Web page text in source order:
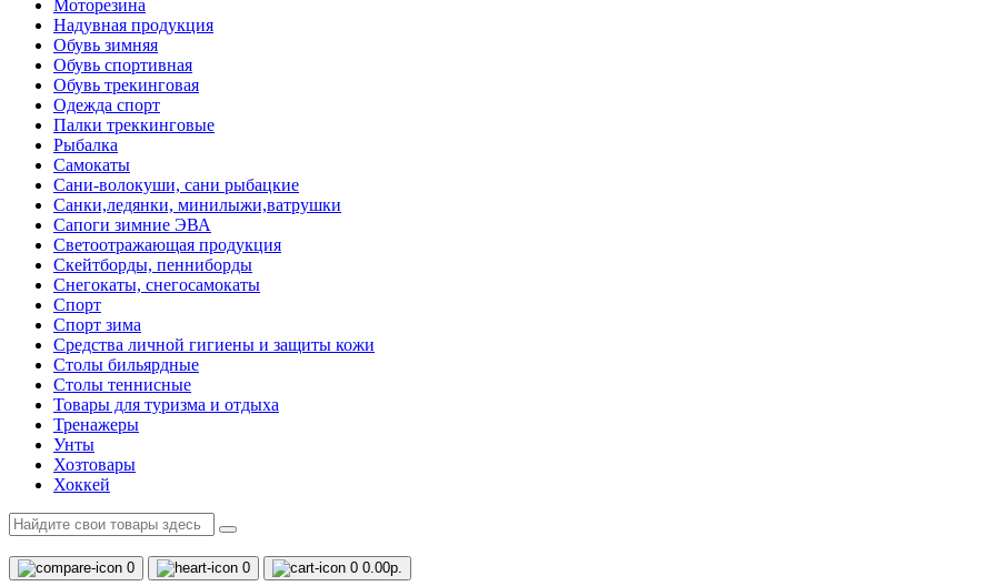
Моторезина
Надувная продукция
Обувь зимняя
Обувь спортивная
Обувь трекинговая
Одежда спорт
Палки треккинговые
Рыбалка
Самокаты
Сани-волокуши, сани рыбацкие
Санки,ледянки, минилыжи,ватрушки
Сапоги зимние ЭВА
Светоотражающая продукция
Скейтборды, пенниборды
Снегокаты, снегосамокаты
Спорт
Спорт зима
Средства личной гигиены и защиты кожи
Столы бильярдные
Столы теннисные
Товары для туризма и отдыха
Тренажеры
Унты
Хозтовары
Хоккей
0 0 0 0.00р.